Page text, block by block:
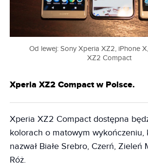
Od lewej: Sony Xperia XZ2, iPhone
XZ2 Compact
Xperia XZ2 Compact w Polsce.
Xperia XZ2 Compact dostępna
kolorach o matowym wykończeniu,
nazwał Białe Srebro, Czerń, Zieleń
Róż.